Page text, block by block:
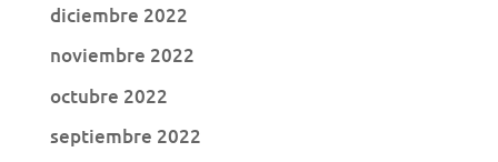
diciembre 2022
noviembre 2022
octubre 2022
septiembre 2022